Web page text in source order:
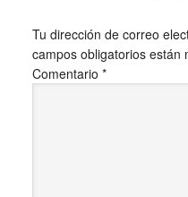
Tu dirección de correo
campos obligatorios están
Comentario *